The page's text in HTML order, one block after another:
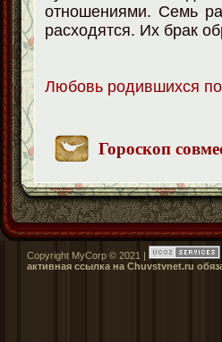
отношениями. Семь
расходятся. Их брак
Любовь родившихся
Гороскоп
Copyright MyCorp © 2021 |
активная ссылка на Сhuvstvnet.ru